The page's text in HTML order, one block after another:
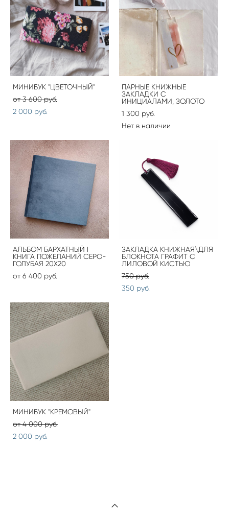
МИНИБУК "ЦВЕТОЧНЫЙ"
от 3 600 pуб.
2 000 pуб.
ПАРНЫЕ КНИЖНЫЕ
ЗАКЛАДКИ С
ИНИЦИАЛАМИ, ЗОЛОТО
1 300 pуб.
Нет в наличии
АЛЬБОМ БАРХАТНЫЙ I
КНИГА ПОЖЕЛАНИЙ СЕРО-
ГОЛУБАЯ 20Х20
от 6 400 pуб.
ЗАКЛАДКА КНИЖНАЯ\ДЛЯ
БЛОКНОТА ГРАФИТ С
ЛИЛОВОЙ КИСТЬЮ
750 pуб.
350 pуб.
МИНИБУК "КРЕМОВЫЙ"
от 4 000 pуб.
2 000 pуб.